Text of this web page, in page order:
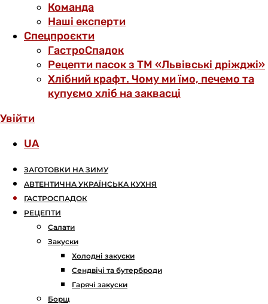
Команда
Наші експерти
Спецпроєкти
ГастроСпадок
Рецепти пасок з ТМ «Львівські дріжджі»
Хлібний крафт. Чому ми їмо, печемо та
купуємо хліб на заквасці
Увійти
UA
ЗАГОТОВКИ НА ЗИМУ
АВТЕНТИЧНА УКРАЇНСЬКА КУХНЯ
ГАСТРОСПАДОК
РЕЦЕПТИ
Салати
Закуски
Холодні закуски
Сендвічі та бутерброди
Гарячі закуски
Борщ